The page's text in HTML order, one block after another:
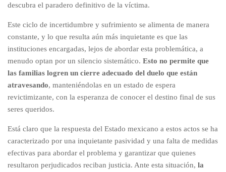
descubra el paradero definitivo de la víctima.
Este ciclo de incertidumbre y sufrimiento se alimenta de manera
constante, y lo que resulta aún más inquietante es que las
instituciones encargadas, lejos de abordar esta problemática, a
menudo optan por un silencio sistemático. Esto no permite que
las familias logren un cierre adecuado del duelo que están
atravesando, manteniéndolas en un estado de espera
revictimizante, con la esperanza de conocer el destino final de sus
seres queridos.
Está claro que la respuesta del Estado mexicano a estos actos se ha
caracterizado por una inquietante pasividad y una falta de medidas
efectivas para abordar el problema y garantizar que quienes
resultaron perjudicados reciban justicia. Ante esta situación, la